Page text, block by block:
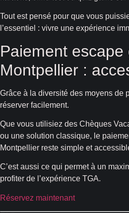
Tout est pensé pour que vous
l’essentiel : vivre une expérience
Paiement escape
Montpellier :
Grâce à la diversité des moyens de
réserver facilement.
Que vous utilisiez des Chèques
ou une solution classique, le
Montpellier reste simple et
C’est aussi ce qui permet à un
profiter de l’expérience TGA.
Réservez maintenant